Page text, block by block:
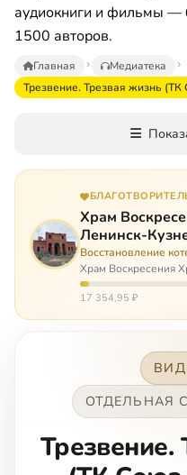
аудиокниги и фильмы —
1500 авторов.
Главная
Медиатека
Трезвение. Трезвая жизнь
Храм
Ленинск-
Восстановление
Храм Воскресения
Кузнецкий в
открылся всего 20
17 354,95 ₽
ОТДЕЛЬНАЯ
Трезвение.